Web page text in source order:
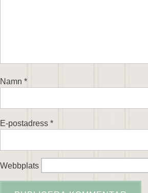
Namn *
E-postadress *
Webbplats